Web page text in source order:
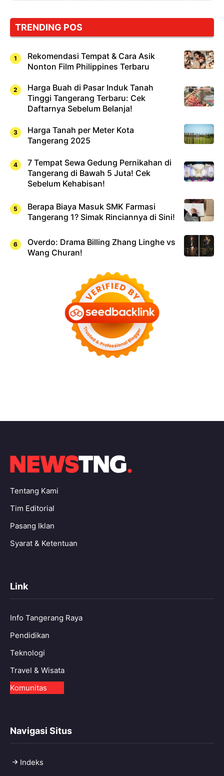
Dicoba,
Cuma
Sushi!
TRENDING POS
Rekomendasi Tempat & Cara Asik
Nonton Film Philippines Terbaru
Harga Buah di Pasar Induk Tanah
Tinggi Tangerang Terbaru: Cek
Daftarnya Sebelum Belanja!
Harga Tanah per Meter Kota
Tangerang 2025
7 Tempat Sewa Gedung Pernikahan di
Tangerang di Bawah 5 Juta! Cek
Sebelum Kehabisan!
Berapa Biaya Masuk SMK Farmasi
Tangerang 1? Simak Rinciannya di Sini!
Overdo: Drama Billing Zhang Linghe vs
Wang Churan!
Tentang Kami
Tim Editorial
Pasang Iklan
Syarat & Ketentuan
Link
Info Tangerang Raya
Pendidikan
Teknologi
Travel & Wisata
Komunitas
Navigasi Situs
Indeks